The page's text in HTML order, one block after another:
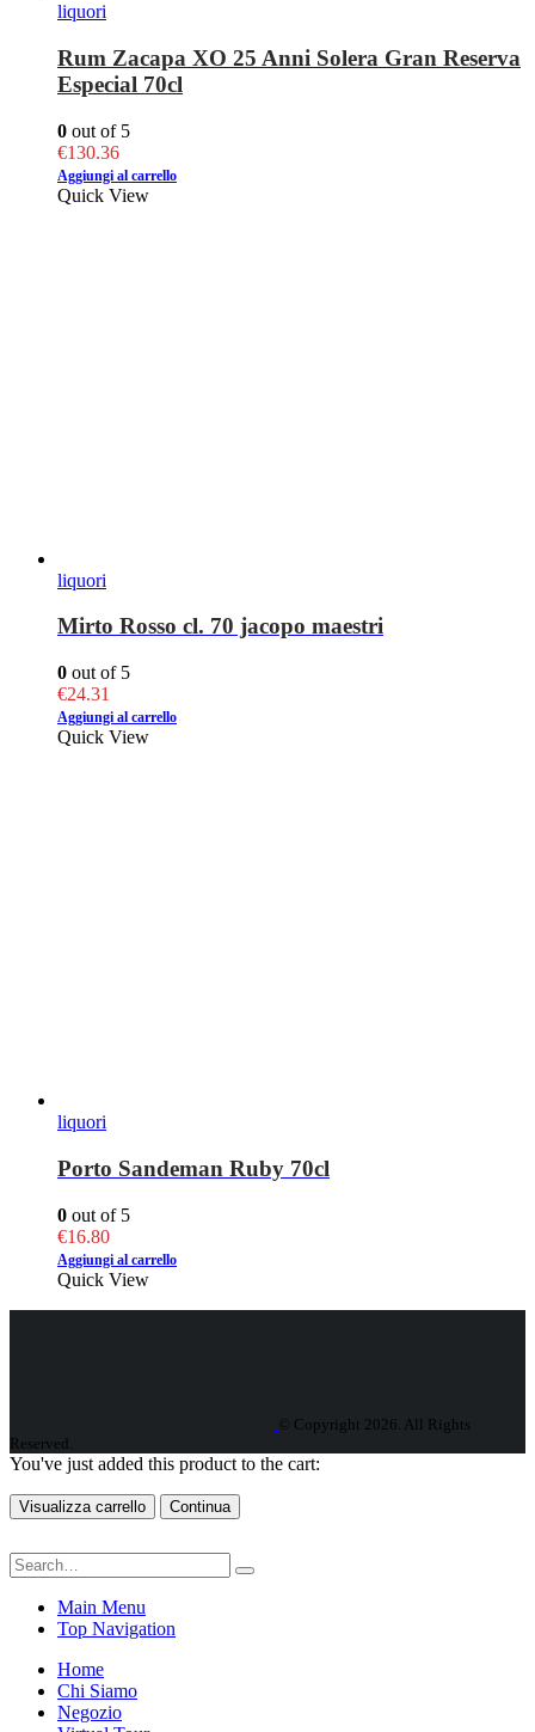
liquori
Rum Zacapa XO 25 Anni Solera Gran Reserva
Especial 70cl
0 out of 5
€130.36
Aggiungi al carrello
Quick View
liquori
Mirto Rosso cl. 70 jacopo maestri
0 out of 5
€24.31
Aggiungi al carrello
Quick View
liquori
Porto Sandeman Ruby 70cl
0 out of 5
€16.80
Aggiungi al carrello
Quick View
© Copyright 2026. All Rights
Reserved.
You've just added this product to the cart:
Visualizza carrello Continua
Main Menu
Top Navigation
Home
Chi Siamo
Negozio